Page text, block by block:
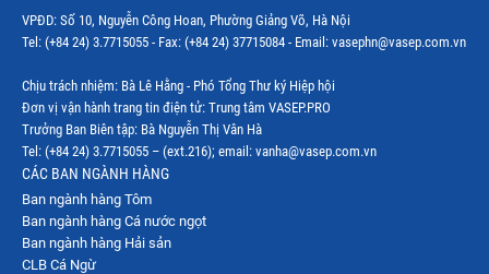
VPĐD: Số 10, Nguyễn Công Hoan, Phường Giảng Võ, Hà Nội
Tel: (+84 24) 3.7715055 - Fax: (+84 24) 37715084 - Email: vasephn@vasep.com.vn
Chịu trách nhiệm: Bà Lê Hằng - Phó Tổng Thư ký Hiệp hội
Đơn vị vận hành trang tin điện tử: Trung tâm VASEP.PRO
Trưởng Ban Biên tập: Bà Nguyễn Thị Vân Hà
Tel: (+84 24) 3.7715055 – (ext.216); email: vanha@vasep.com.vn
CÁC BAN NGÀNH HÀNG
Ban ngành hàng Tôm
Ban ngành hàng Cá nước ngọt
Ban ngành hàng Hải sản
CLB Cá Ngừ